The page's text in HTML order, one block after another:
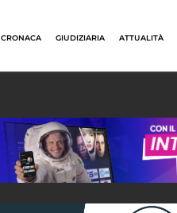
CRONACA GIUDIZIARIA ATTUALITÀ